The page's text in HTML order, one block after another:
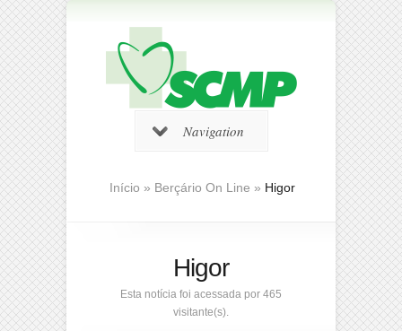
Navigation
Início » Berçário On Line » Higor
Higor
Esta notícia foi acessada por 465
visitante(s).